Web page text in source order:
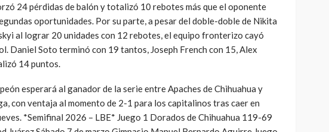
24 pérdidas de balón y totalizó 10 rebotes más que el oponente
oportunidades. Por su parte, a pesar del doble-doble de Nikita
al lograr 20 unidades con 12 rebotes, el equipo fronterizo cayó
Daniel Soto terminó con 19 tantos, Joseph French con 15, Alex
14 puntos.
esperará al ganador de la serie entre Apaches de Chihuahua y
con ventaja al momento de 2-1 para los capitalinos tras caer en
*Semifinal 2026 – LBE* Juego 1 Dorados de Chihuahua 119-69